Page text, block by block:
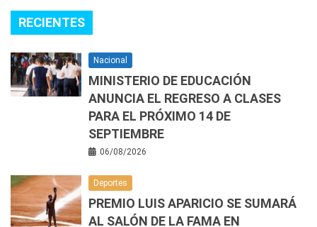
RECIENTES
Nacional
MINISTERIO DE EDUCACIÓN
ANUNCIA EL REGRESO A CLASES
PARA EL PRÓXIMO 14 DE
SEPTIEMBRE
06/08/2026
Deportes
PREMIO LUIS APARICIO SE SUMARÁ
AL SALÓN DE LA FAMA EN